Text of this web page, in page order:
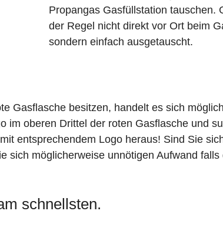
Propangas Gasfüllstation tauschen.
der Regel nicht direkt vor Ort beim
sondern einfach ausgetauscht.
Gasflasche besitzen, handelt es sich
im oberen Drittel der roten Gasflasche und
entsprechendem Logo heraus! Sind Sie
sich möglicherweise unnötigen Aufwand
schnellsten.